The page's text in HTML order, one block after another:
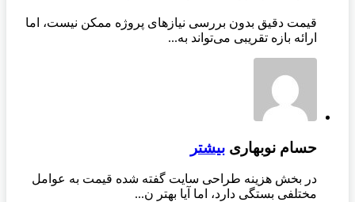
قیمت دقیق بدون بررسی نیازهای پروژه ممکن نیست، اما
ارائه بازه تقریبی می‌تواند به...
حسام نوبهاری بیشتر
در بخش هزینه طراحی سایت گفته شده قیمت به عوامل
مختلفی بستگی دارد، اما آیا بهتر ن...